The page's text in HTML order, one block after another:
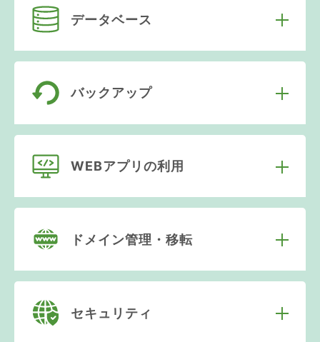
データベース
バックアップ
WEBアプリの利用
ドメイン管理・移転
セキュリティ